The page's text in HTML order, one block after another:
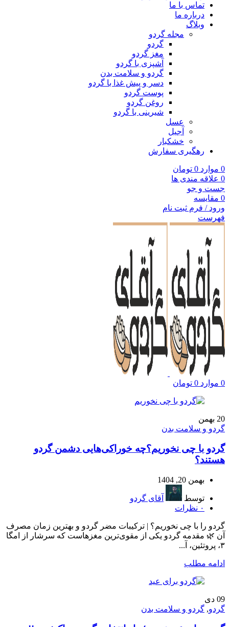
تماس با ما
درباره ما
وبلاگ
مجله گردو
گردو
مغز گردو
آشپزی با گردو
گردو و سلامت بدن
دسر و پیش غذا با گردو
پوست گردو
روغن گردو
شیرینی با گردو
عسل
آجیل
خشکبار
رهگیری سفارش
0 موارد 0 تومان
0 علاقه مندی ها
جست و جو
0 مقایسه
ورود / فرم ثبت نام
فهرست
0 موارد 0 تومان
20 بهمن
گردو و سلامت بدن
گردو با چی نخوریم؟چه خوراکی‌هایی دشمن گردو
هستند؟
بهمن 20, 1404
توسط
آقای گردو
۰ نظرات
گردو را با چی نخوریم؟ | ترکیبات مضر گردو و بهترین زمان مصرف
آن 🌿 مقدمه گردو یکی از مقوی‌ترین مغزهاست که سرشار از امگا
۳، پروتئین، آ...
ادامه مطلب
09 دی
گردو, گردو و سلامت بدن